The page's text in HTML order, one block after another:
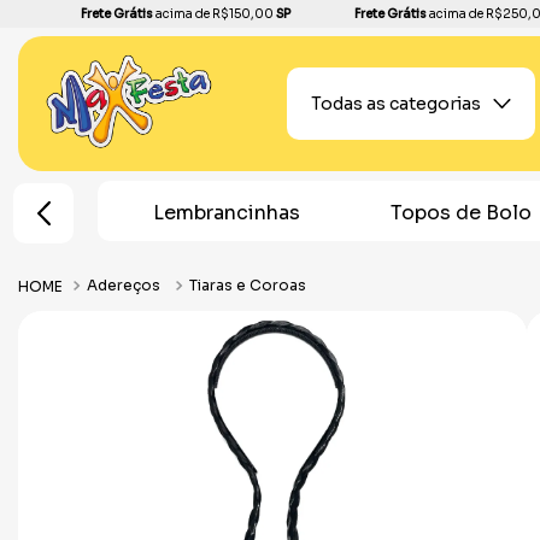
Frete Grátisacima de R$150,00 SP Frete Grátisacima de
Todas as categorias
Festa Lembrancinhas Topos de Bolo
Adereços Tiaras e Coroas